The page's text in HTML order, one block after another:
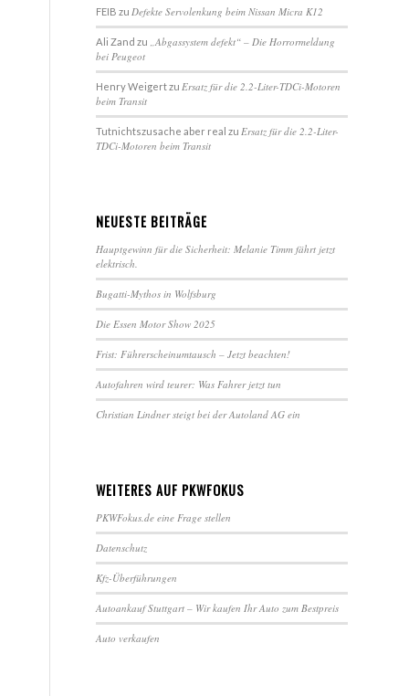
FEIB zu Defekte Servolenkung beim Nissan Micra K12
Ali Zand zu
„Abgassystem defekt“ – Die Horrormeldung
bei Peugeot
Henry Weigertzu Ersatz für die 2.2-Liter-TDCi-Motoren
beim Transit
Tutnichtszusache aber real zu Ersatz für die 2.2-Liter-
TDCi-Motoren beim Transit
NEUESTE BEITRÄGE
Hauptgewinn für die Sicherheit: Melanie Timm fährt jetzt
elektrisch.
Bugatti-Mythos in Wolfsburg
Die Essen Motor Show 2025
Frist: Führerscheinumtausch – Jetzt beachten!
Autofahren wird teurer: Was Fahrer jetzt tun
Christian Lindner steigt bei der Autoland AG ein
WEITERES AUF PKWFOKUS
PKWFokus.de eine Frage stellen
Datenschutz
Kfz-Überführungen
Autoankauf Stuttgart – Wir kaufen Ihr Auto zum Bestpreis
Auto verkaufen